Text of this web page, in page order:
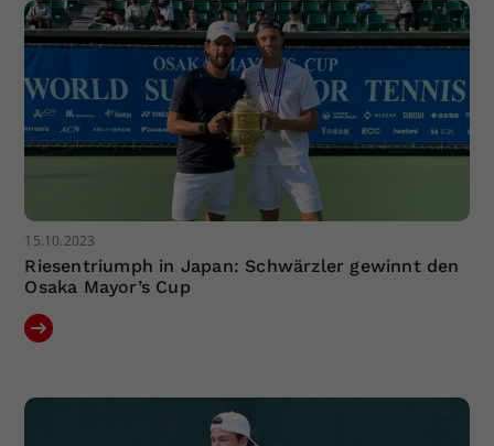
15.10.2023
Riesentriumph in Japan: Schwärzler gewinnt den
Osaka Mayor’s Cup